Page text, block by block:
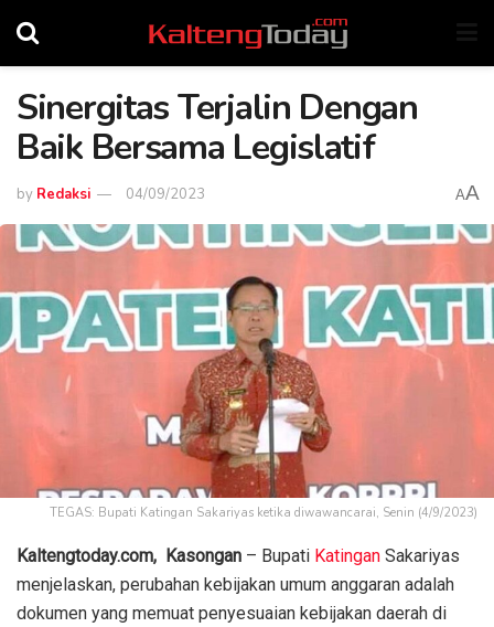
Sinergitas Terjalin Dengan
Baik Bersama Legislatif
by Redaksi 04/09/2023 AA
TEGAS: Bupati Katingan Sakariyas ketika diwawancarai, Senin (4/9/2023)
Kaltengtoday.com, Kasongan – Bupati Katingan Sakariyas
menjelaskan, perubahan kebijakan umum anggaran adalah
dokumen yang memuat penyesuaian kebijakan daerah di